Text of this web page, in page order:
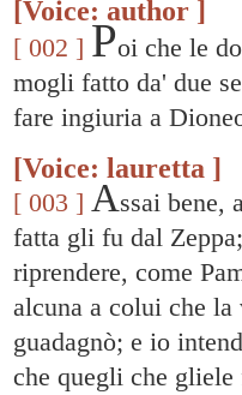
[Voice: author ]
[ 002 ] Poi che le
mogli fatto da' due
fare ingiuria a
[Voice: lauretta ]
[ 003 ] Assai bene,
fatta gli fu dal
riprendere, come
alcuna a colui che la
guadagnò; e io
che quegli che gliele